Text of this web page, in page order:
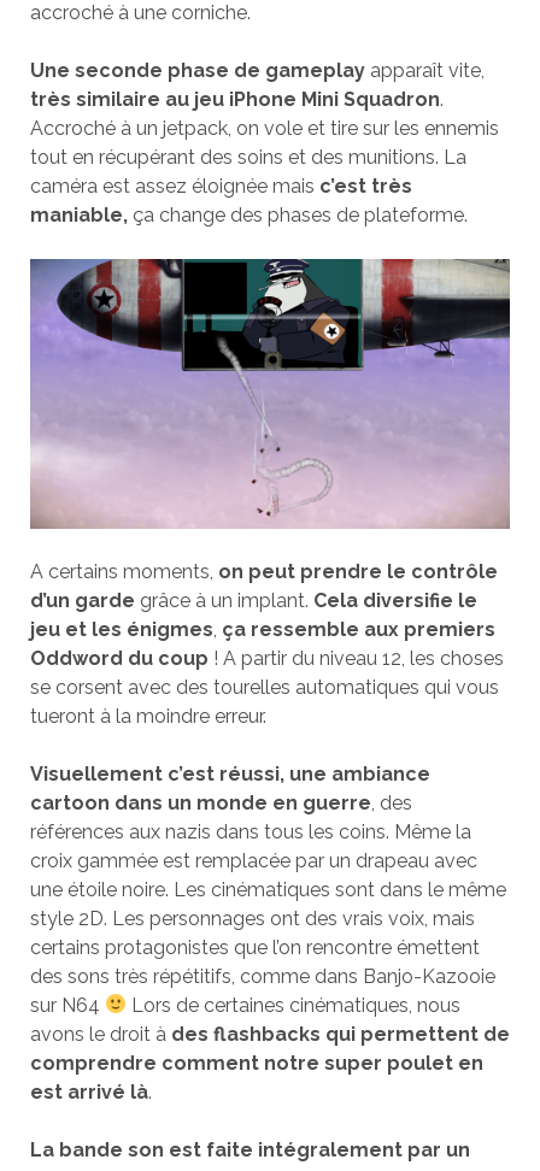
accroché à une corniche.
Une seconde phase de gameplayapparaît vite,
très similaire au jeu iPhone Mini Squadron.
Accroché à un jetpack, on vole et tire sur les ennemis
tout en récupérant des soins et des munitions. La
caméra est assez éloignée mais c’est très
maniable, ça change des phases de plateforme.
A certains moments, on peut prendre le contrôle
d’un garde grâce à un implant. Cela diversifie le
jeu et les énigmes, ça ressemble aux premiers
Oddword du coup ! A partir du niveau 12, les choses
se corsent avec des tourelles automatiques qui vous
tueront à la moindre erreur.
Visuellement c’est réussi, une ambiance
cartoon dans un monde en guerre, des
références aux nazis dans tous les coins. Même la
croix gammée est remplacée par un drapeau avec
une étoile noire. Les cinématiques sont dans le même
style 2D. Les personnages ont des vrais voix, mais
certains protagonistes que l’on rencontre émettent
des sons très répétitifs, comme dans Banjo-Kazooie
sur N64
Lors de certaines cinématiques, nous
avons le droit à des flashbacks qui permettent de
comprendre comment notre super poulet en
est arrivé là.
La bande son est faite intégralement par un